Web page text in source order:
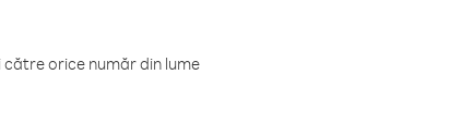
orice număr din lume